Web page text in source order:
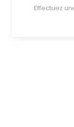
Effectuez